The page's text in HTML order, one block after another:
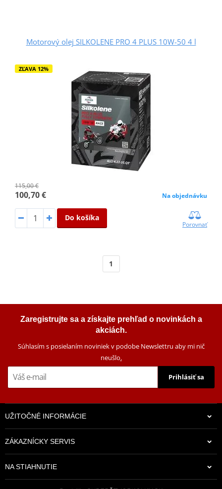
Motorový olej SILKOLENE PRO 4 PLUS 10W-50 4 l
ZĽAVA 12%
115,00 €
100,70 € Na objednávku
Do košíka
Porovnať
1
Zaregistrujte sa a získajte prehľad o novinkách a
akciách.
Súhlasím s posielaním noviniek v podobe Newslettru aby mi nič
neušlo.
Prihlásiť sa
UŽITOČNÉ INFORMÁCIE
ZÁKAZNÍCKY SERVIS
NA STIAHNUTIE